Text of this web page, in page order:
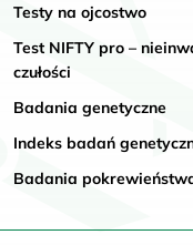
Testy na ojcostwo
Test NIFTY pro –
czułości
Badania genetyczne
Indeks badań
Badania